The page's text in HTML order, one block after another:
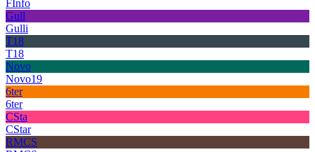
FInfo
Gull
Gulli
T18
T18
Novo
Novo19
6ter
6ter
CSta
CStar
RMCS